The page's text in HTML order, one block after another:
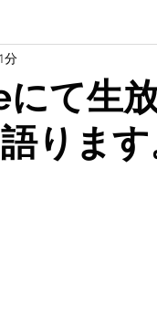
無題のカテゴリー
にて生
ります
分